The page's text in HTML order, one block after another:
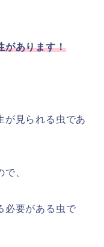
があります！
が見られる虫であ
、
必要がある虫で